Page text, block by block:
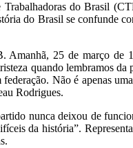
do Brasil
do Brasil se confunde
25 de março
quando lembramos
Não é apenas
Rodrigues.
nunca deixou de
da história”.